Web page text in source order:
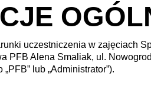
uczestniczenia w zajęciach
PFB Alena Smaliak, ul.
lub „Administrator”).